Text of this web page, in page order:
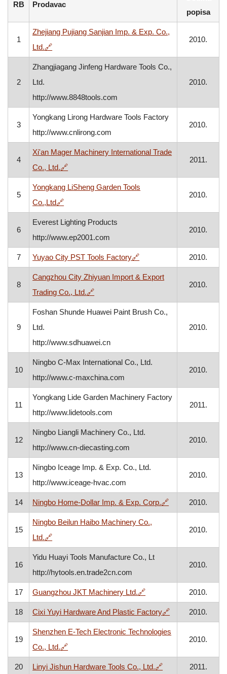
RB Prodavac
popisa
1
Zhejiang Pujiang Sanjian Imp. & Exp. Co.,
Ltd.🔗, otvara se u novom prozoru
2010.
2
Zhangjiagang Jinfeng Hardware Tools Co.,
Ltd.
http://www.8848tools.com
2010.
3
Yongkang Lirong Hardware Tools Factory
http://www.cnlirong.com
2010.
4
Xi'an Mager Machinery International Trade
Co., Ltd.🔗, otvara se u novom prozoru
2011.
5
Yongkang LiSheng Garden Tools
Co.,Ltd🔗, otvara se u novom prozoru
2010.
6
Everest Lighting Products
http://www.ep2001.com
2010.
7 Yuyao City PST Tools Factory🔗, otvara se u novom
2010.
8
Cangzhou City Zhiyuan Import & Export
Trading Co., Ltd.🔗, otvara se u novom prozoru
2010.
9
Foshan Shunde Huawei Paint Brush Co.,
Ltd.
http://www.sdhuawei.cn
2010.
10
Ningbo C-Max International Co., Ltd.
http://www.c-maxchina.com
2010.
11
Yongkang Lide Garden Machinery Factory
http://www.lidetools.com
2011.
12
Ningbo Liangli Machinery Co., Ltd.
http://www.cn-diecasting.com
2010.
13
Ningbo Iceage Imp. & Exp. Co., Ltd.
http://www.iceage-hvac.com
2010.
14 Ningbo Home-Dollar Imp. & Exp. Corp.🔗, otvara se u
2010.
15
Ningbo Beilun Haibo Machinery Co.,
Ltd.🔗, otvara se u novom prozoru
2010.
16
Yidu Huayi Tools Manufacture Co., Lt
http://hytools.en.trade2cn.com
2010.
17 Guangzhou JKT Machinery Ltd.🔗, otvara se u novom
2010.
18 Cixi Yuyi Hardware And Plastic Factory🔗, otvara se u
2010.
19
Shenzhen E-Tech Electronic Technologies
Co., Ltd.🔗, otvara se u novom prozoru
2010.
20 Linyi Jishun Hardware Tools Co., Ltd.🔗, otvara se u
2011.